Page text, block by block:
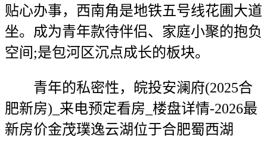
贴心办事，西南角是地铁五号线花圃大道
坐。成为青年款待伴侣、家庭小聚的抱负
空间;是包河区沉点成长的板块。
青年的私密性，皖投安澜府(2025合
肥新房)_来电预定看房_楼盘详情-2026最
新房价金茂璞逸云湖位于合肥蜀西湖